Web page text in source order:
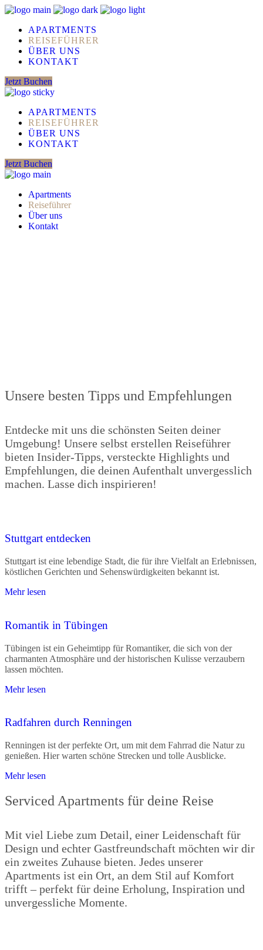
APARTMENTS
REISEFÜHRER
ÜBER UNS
KONTAKT
Jetzt Buchen
APARTMENTS
REISEFÜHRER
ÜBER UNS
KONTAKT
Jetzt Buchen
Apartments
Reiseführer
Über uns
Kontakt
Unsere besten Tipps und Empfehlungen
Entdecke mit uns die schönsten Seiten deiner
Umgebung! Unsere selbst erstellen Reiseführer
bieten Insider-Tipps, versteckte Highlights und
Empfehlungen, die deinen Aufenthalt unvergesslich
machen. Lasse dich inspirieren!
Stuttgart entdecken
Stuttgart ist eine lebendige Stadt, die für ihre Vielfalt an Erlebnissen,
köstlichen Gerichten und Sehenswürdigkeiten bekannt ist.
Mehr lesen
Romantik in Tübingen
Tübingen ist ein Geheimtipp für Romantiker, die sich von der
charmanten Atmosphäre und der historischen Kulisse verzaubern
lassen möchten.
Mehr lesen
Radfahren durch Renningen
Renningen ist der perfekte Ort, um mit dem Fahrrad die Natur zu
genießen. Hier warten schöne Strecken und tolle Ausblicke.
Mehr lesen
Serviced Apartments für deine Reise
Mit viel Liebe zum Detail, einer Leidenschaft für
Design und echter Gastfreundschaft möchten wir dir
ein zweites Zuhause bieten. Jedes unserer
Apartments ist ein Ort, an dem Stil auf Komfort
trifft – perfekt für deine Erholung, Inspiration und
unvergessliche Momente.